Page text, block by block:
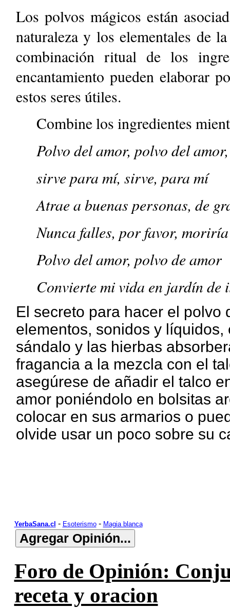
Los polvos mágicos están
naturaleza y los elementales de
combinación ritual de los
encantamiento pueden elaborar
estos seres útiles.
Combine los ingredientes
Polvo del amor, polvo del amor,
sirve para mí, sirve, para mí
Atrae a buenas personas, de
Nunca falles, por favor,
Polvo del amor, polvo de amor
Convierte mi vida en jardín de
El secreto para hacer el polvo
elementos, sonidos y
sándalo y las hierbas
fragancia a la mezcla con el
asegúrese de añadir el talco
amor poniéndolo en bolsitas
colocar en sus armarios o
olvide usar un poco sobre su
YerbaSana.cl - Esoterismo- Magia blanca
Foro de Opinión:
receta y oracion